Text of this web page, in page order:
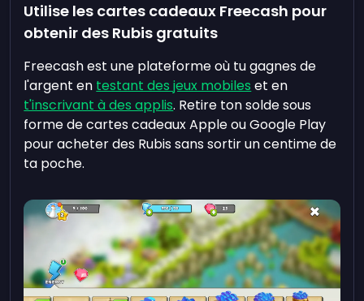
Utilise les cartes cadeaux Freecash pour
obtenir des Rubis gratuits
Freecash est une plateforme où tu gagnes de
l'argent en testant des jeux mobiles et en
t'inscrivant à des applis. Retire ton solde sous
forme de cartes cadeaux Apple ou Google Play
pour acheter des Rubis sans sortir un centime de
ta poche.